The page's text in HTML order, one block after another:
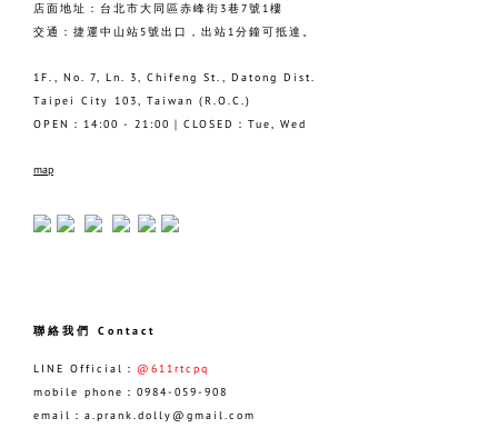
店面地址：台北市大同區赤峰街3巷7號1樓
交通：捷運中山站5號出口，出站1分鐘可抵達。
1F., No. 7, Ln. 3, Chifeng St., Datong Dist.
Taipei City 103, Taiwan (R.O.C.)
OPEN：14:00 - 21:00｜CLOSED：Tue, Wed
map
聯絡我們 Contact
LINE Official： @611rtcpq
mobile phone：0984-059-908
email：a.prank.dolly@gmail.com